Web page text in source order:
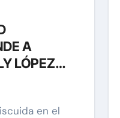
A
LÓPEZ
DE
MEDIOS